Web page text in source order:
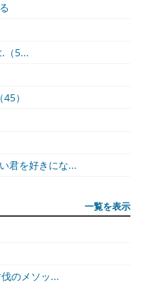
（5...
）
君を好きにな...
一覧を表示
のメソッ...